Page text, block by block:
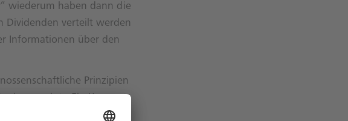
wiederum haben dann die
Dividenden verteilt werden
Informationen über den
Prinzipien
vereint. Ein Konzept,